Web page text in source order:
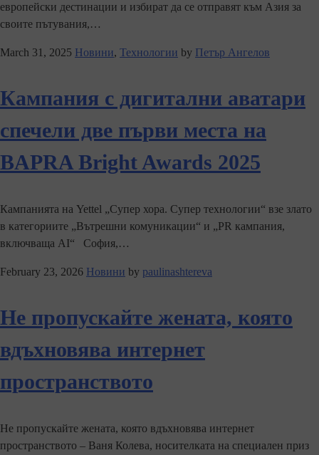
европейски дестинации и избират да се отправят към Азия за
своите пътувания,…
March 31, 2025 Новини, Технологии by Петър Ангелов
Кампания с дигитални аватари
спечели две първи места на
BAPRA Bright Awards 2025
Кампанията на Yettel „Супер хора. Супер технологии“ взе злато
в категориите „Вътрешни комуникации“ и „PR кампания,
включваща AI“ София,…
February 23, 2026 Новини by paulinashtereva
Не пропускайте жената, която
вдъхновява интернет
пространството
Не пропускайте жената, която вдъхновява интернет
пространството – Ваня Колева, носителката на специален приз